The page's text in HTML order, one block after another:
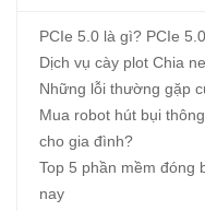
PCIe 5.0 là gì? PCIe
Dịch vụ cày plot Chia
Những lỗi thường gặp
Mua robot hút bụi
cho gia đình?
Top 5 phần mềm đóng
nay